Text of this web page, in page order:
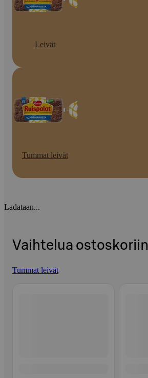
Leivät
Tummat leivät
Ladataan...
Vaihtelua ostoskoriin
Tummat leivät